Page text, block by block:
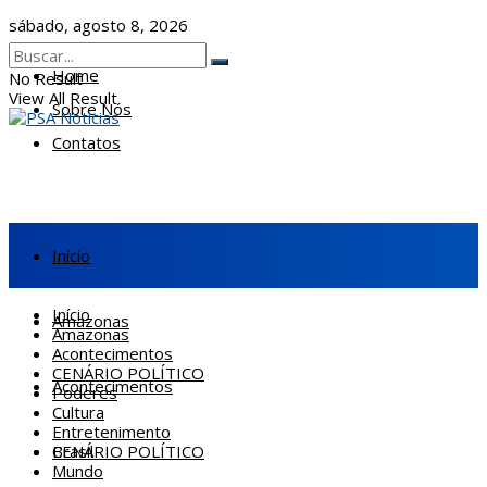
sábado, agosto 8, 2026
Home
Sobre Nós
Contatos
No Result
View All Result
Início
Amazonas
Acontecimentos
CENÁRIO POLÍTICO
Início
Amazonas
Acontecimentos
CENÁRIO POLÍTICO
Poderes
Cultura
Entretenimento
Brasil
Mundo